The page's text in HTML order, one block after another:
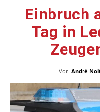
Einbruch
Tag in
Von André